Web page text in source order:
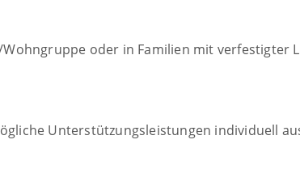
oder in Familien mit verfestigter
Unterstützungsleistungen individuell